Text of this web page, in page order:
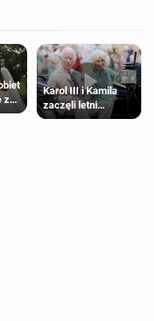
z
Karol III i Kamila
zaczęli letni
odpoczynek po